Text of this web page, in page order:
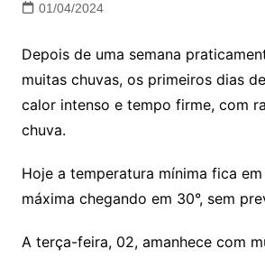
01/04/2024
Depois de uma semana
muitas chuvas, os primeiros dias
calor intenso e tempo firme, com
chuva.
Hoje a temperatura mínima fica em
máxima chegando em 30°, sem
A terça-feira, 02, amanhece com